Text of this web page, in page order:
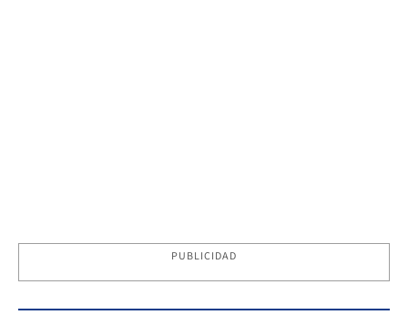
PUBLICIDAD